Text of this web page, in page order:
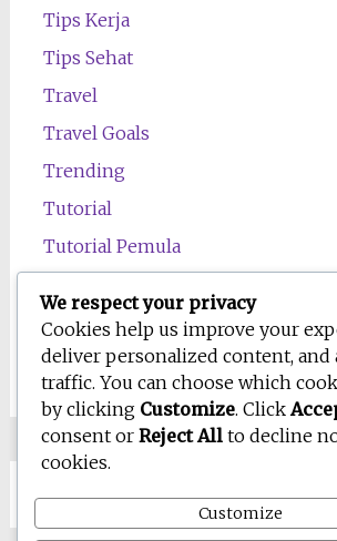
Tips Kerja
Tips Sehat
Travel
Travel Goals
Trending
Tutorial
Tutorial Pemula
Wawasan
Wellness
We respect your privacy
Cookies help us improve your
deliver personalized content, and
traffic. You can choose which
by clicking Customize. Click
consent or Reject All to decline
cookies.
Customize